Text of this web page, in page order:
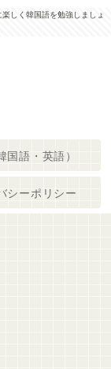
しく韓国語を勉強しましょ
国語・英語）
シーポリシー